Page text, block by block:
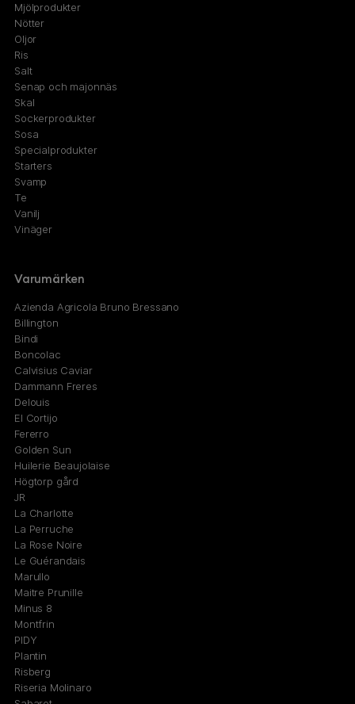
Mjölprodukter
Nötter
Oljor
Ris
Salt
Senap och majonnäs
Skal
Sockerprodukter
Sosa
Specialprodukter
Starters
Svamp
Te
Vanilj
Vinäger
Varumärken
Azienda Agricola Bruno Bressano
Billington
Bindi
Boncolac
Calvisius Caviar
Dammann Freres
Delouis
El Cortijo
Fererro
Golden Sun
Huilerie Beaujolaise
Högtorp gård
JR
La Charlotte
La Perruche
La Rose Noire
Le Guérandais
Marullo
Maitre Prunille
Minus 8
Montfrin
PIDY
Plantin
Risberg
Riseria Molinaro